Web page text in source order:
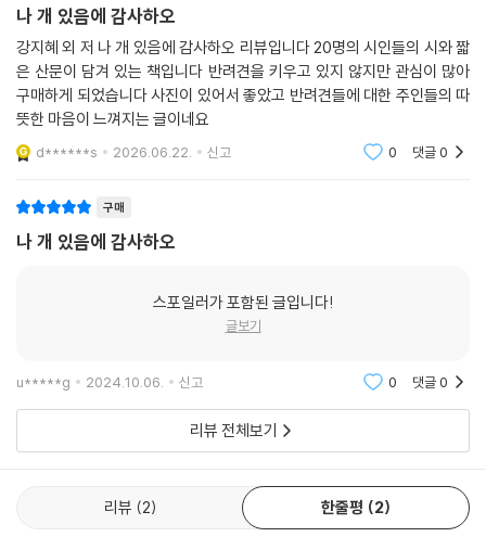
나 개 있음에 감사하오
강지혜 외 저 나 개 있음에 감사하오 리뷰입니다 20명의 시인들의 시와 짧
은 산문이 담겨 있는 책입니다 반려견을 키우고 있지 않지만 관심이 많아
구매하게 되었습니다 사진이 있어서 좋았고 반려견들에 대한 주인들의 따
뜻한 마음이 느껴지는 글이네요
d******s 2026.06.22. 신고 0 댓글0
구매
나 개 있음에 감사하오
스포일러가 포함된 글입니다!
글보기
u*****g 2024.10.06. 신고 0 댓글0
리뷰 전체보기
리뷰 2 한줄평 2